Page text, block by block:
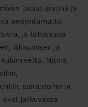
lattiat siistinä ja
seisontamatto
ja lattiasuoja
liikkumisen ja
Nämä
sairaaloihin ja
ovat jatkuvassa